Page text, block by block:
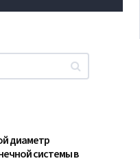
диаметр
системы в